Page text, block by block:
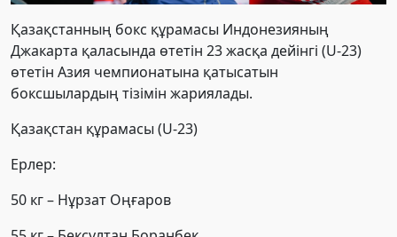
Қазақстанның бокс құрамасы Индонезияның
Джакарта қаласында өтетін 23 жасқа дейінгі (U-23)
өтетін Азия чемпионатына қатысатын
боксшылардың тізімін жариялады.
Қазақстан құрамасы (U-23)
Ерлер:
50 кг – Нұрзат Оңғаров